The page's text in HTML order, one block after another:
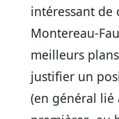
intéressant de
Montereau-
meilleurs
justifier un
(en général lié